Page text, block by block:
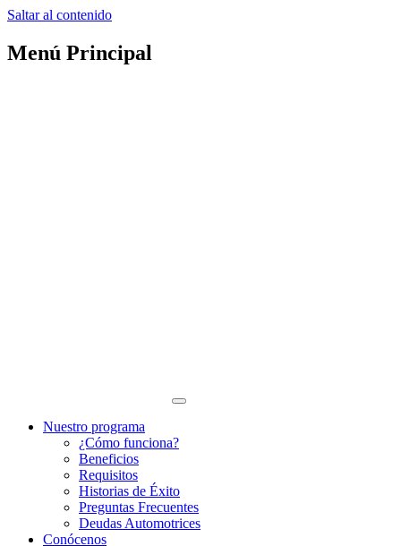
Saltar al contenido
Menú Principal
Nuestro programa
¿Cómo funciona?
Beneficios
Requisitos
Historias de Éxito
Preguntas Frecuentes
Deudas Automotrices
Conócenos